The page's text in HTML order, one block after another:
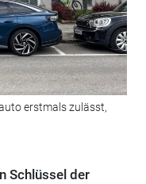
erstmals zulässt,
Schlüssel der